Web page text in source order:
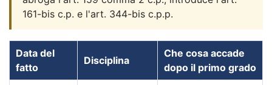
161-bis c.p. e l'art. 344-bis c.p.p.
Data del
fatto
Disciplina
Che cosa accade
dopo il primo grado